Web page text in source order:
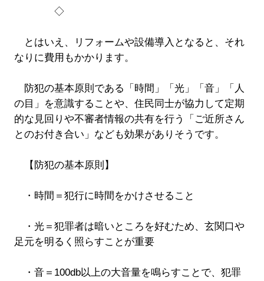
◇
とはいえ、リフォームや設備導入となると、それ
なりに費用もかかります。
防犯の基本原則である「時間」「光」「音」「人
の目」を意識することや、住民同士が協力して定期
的な見回りや不審者情報の共有を行う「ご近所さん
とのお付き合い」なども効果がありそうです。
【防犯の基本原則】
・時間＝犯行に時間をかけさせること
・光＝犯罪者は暗いところを好むため、玄関口や
足元を明るく照らすことが重要
・音＝100db以上の大音量を鳴らすことで、犯罪